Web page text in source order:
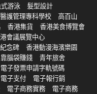
式游泳
髮型設計
護管理專科學校
高百山
香港集貨
香港美食博覽會
會議展覽中心
念碑
香港動漫海濱樂園
靠腦袋賺錢
青年旅舍
電子發票申請字軌號碼
電子支付
電子報行銷
電子商務實務
電子商務